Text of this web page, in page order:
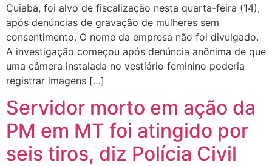
Cuiabá, foi alvo de fiscalização nesta quarta-feira (14),
após denúncias de gravação de mulheres sem
consentimento. O nome da empresa não foi divulgado.
A investigação começou após denúncia anônima de que
uma câmera instalada no vestiário feminino poderia
registrar imagens […]
Servidor morto em ação da
PM em MT foi atingido por
seis tiros, diz Polícia Civil